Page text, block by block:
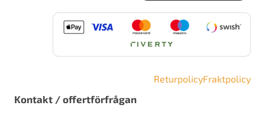
ReturpolicyFraktpolicy
Kontakt / offertförfrågan